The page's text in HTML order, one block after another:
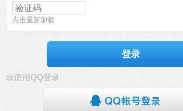
点击重新加载
登录
或使用QQ登录